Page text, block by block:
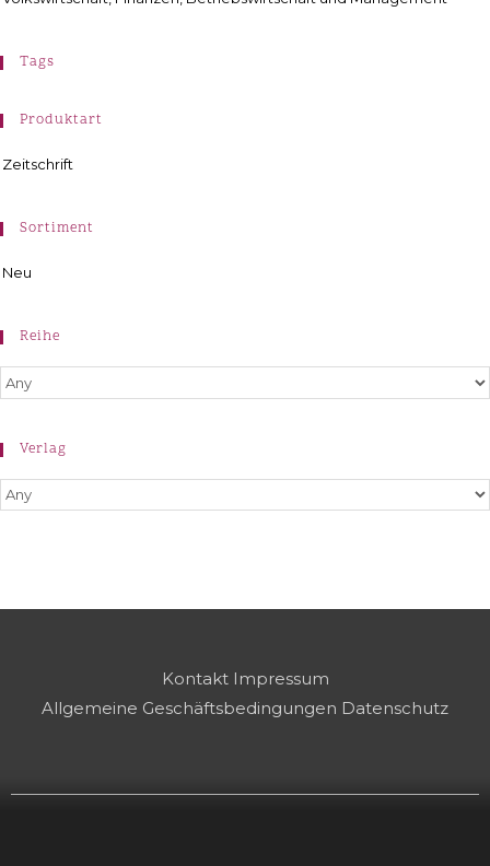
Tags
Produktart
Zeitschrift
Sortiment
Neu
Reihe
Verlag
Kontakt Impressum
Allgemeine Geschäftsbedingungen Datenschutz